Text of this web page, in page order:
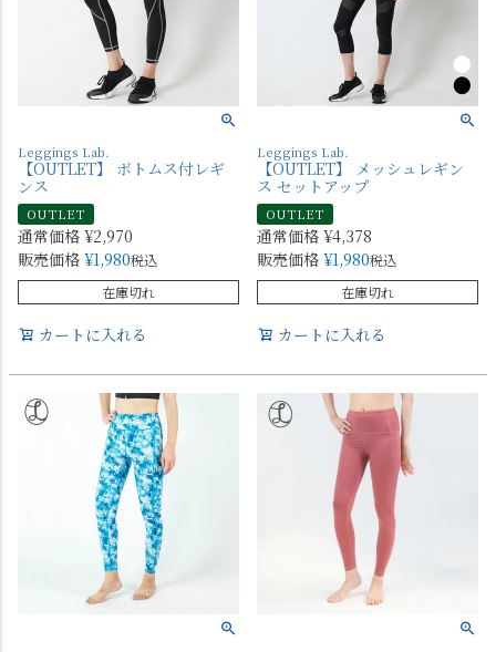
Leggings Lab.
【OUTLET】 ボトムス付レギ
ンス
OUTLET
通常価格 ¥2,970
販売価格 ¥1,980税込
在庫切れ
カートに入れる
Leggings Lab.
【OUTLET】 メッシュレギン
ス セットアップ
OUTLET
通常価格 ¥4,378
販売価格 ¥1,980税込
在庫切れ
カートに入れる